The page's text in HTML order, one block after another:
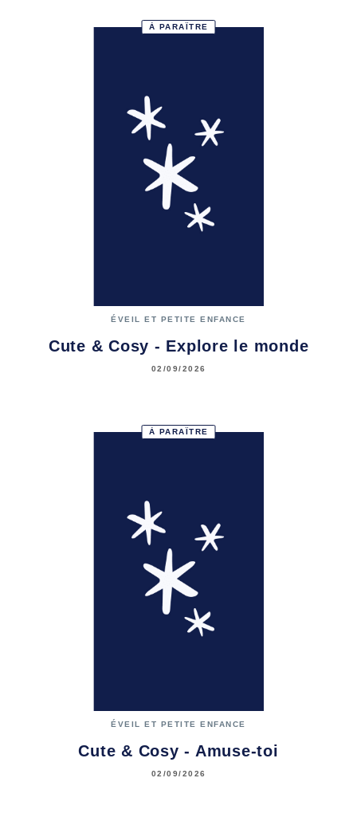
À PARAÎTRE
ÉVEIL ET PETITE ENFANCE
Cute & Cosy - Explore le monde
02/09/2026
À PARAÎTRE
ÉVEIL ET PETITE ENFANCE
Cute & Cosy - Amuse-toi
02/09/2026